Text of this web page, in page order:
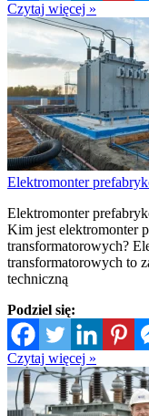
Czytaj więcej »
Elektromonter
Elektromonter
Kim jest elektromonter
transformatorowych?
transformatorowych to
techniczną
Podziel się:
Czytaj więcej »